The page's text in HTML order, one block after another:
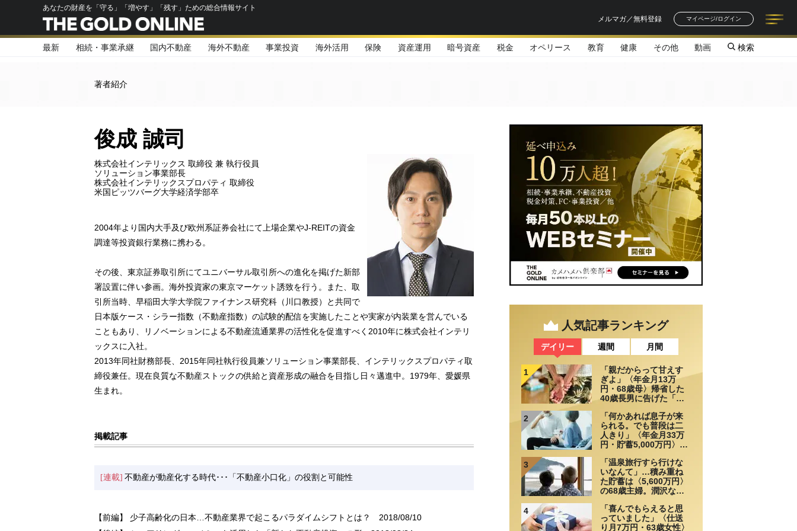
あなたの財産を「守る」「増やす」「残す」ための総合情報サイト
メルマガ／無料登録
マイページ/ログイン
記事一覧
著者一覧
最新 相続・事業承継 国内不動産 海外不動産 事業投資 海外活用 保険 資産運用 暗号資産 税金 オペリース 教育 健康 その他 動画 検索
著者紹介
俊成 誠司
株式会社インテリックス 取締役 兼 執行役員
ソリューション事業部長
株式会社インテリックスプロパティ 取締役
米国ピッツバーグ大学経済学部卒
2004年より国内大手及び欧州系証券会社にて上場企業やJ-REITの資金
調達等投資銀行業務に携わる。
その後、東京証券取引所にてユニバーサル取引所への進化を掲げた新部
署設置に伴い参画。海外投資家の東京マーケット誘致を行う。また、取
引所当時、早稲田大学大学院ファイナンス研究科（川口教授）と共同で
日本版ケース・シラー指数（不動産指数）の試験的配信を実施したことや実家が内装業を営んでいる
こともあり、リノベーションによる不動産流通業界の活性化を促進すべく2010年に株式会社インテリ
ックスに入社。
2013年同社財務部長、2015年同社執行役員兼ソリューション事業部長、インテリックスプロパティ取
締役兼任。現在良質な不動産ストックの供給と資産形成の融合を目指し日々邁進中。1979年、愛媛県
生まれ。
掲載記事
[連載] 不動産が動産化する時代･･･「不動産小口化」の役割と可能性
【前編】 少子高齢化の日本…不動産業界で起こるパラダイムシフトとは？
2018/08/10
人気記事ランキング
デイリー 週間 月間
1
「親だからって甘えす
ぎよ」〈年金月13万
円・68歳母〉帰省した
40歳長男に告げた「も
2
「何かあれば息子が来
られる。でも普段は二
人きり」〈年金月33万
円・貯蓄5,000万円〉70
して選んだ“ちょうどい
い距離”
3
「温泉旅行すら行けな
いなんて」…積み重ね
た貯蓄は〈5,600万円〉
の68歳主婦。潤沢な老
「馬鹿だった」肩を落
とす理由
4
「喜んでもらえると思
っていました」〈仕送
り月7万円・63歳女性〉